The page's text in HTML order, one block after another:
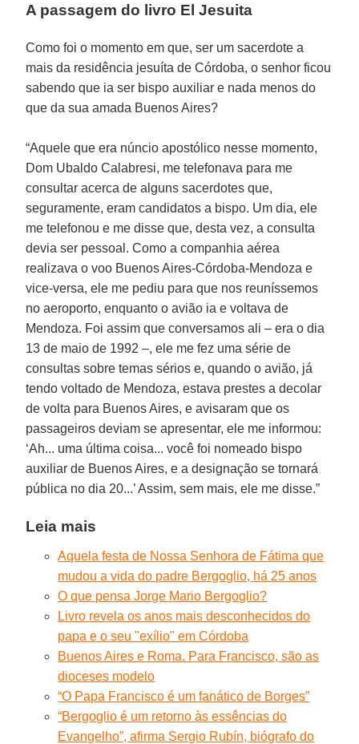
A passagem do livro El Jesuita
Como foi o momento em que, ser um sacerdote a
mais da residência jesuíta de Córdoba, o senhor ficou
sabendo que ia ser bispo auxiliar e nada menos do
que da sua amada Buenos Aires?
“Aquele que era núncio apostólico nesse momento,
Dom Ubaldo Calabresi, me telefonava para me
consultar acerca de alguns sacerdotes que,
seguramente, eram candidatos a bispo. Um dia, ele
me telefonou e me disse que, desta vez, a consulta
devia ser pessoal. Como a companhia aérea
realizava o voo Buenos Aires-Córdoba-Mendoza e
vice-versa, ele me pediu para que nos reuníssemos
no aeroporto, enquanto o avião ia e voltava de
Mendoza. Foi assim que conversamos ali – era o dia
13 de maio de 1992 –, ele me fez uma série de
consultas sobre temas sérios e, quando o avião, já
tendo voltado de Mendoza, estava prestes a decolar
de volta para Buenos Aires, e avisaram que os
passageiros deviam se apresentar, ele me informou:
‘Ah... uma última coisa... você foi nomeado bispo
auxiliar de Buenos Aires, e a designação se tornará
pública no dia 20...’ Assim, sem mais, ele me disse.”
Leia mais
Aquela festa de Nossa Senhora de Fátima que
mudou a vida do padre Bergoglio, há 25 anos
O que pensa Jorge Mario Bergoglio?
Livro revela os anos mais desconhecidos do
papa e o seu "exílio" em Córdoba
Buenos Aires e Roma. Para Francisco, são as
dioceses modelo
“O Papa Francisco é um fanático de Borges”
“Bergoglio é um retorno às essências do
Evangelho”, afirma Sergio Rubín, biógrafo do